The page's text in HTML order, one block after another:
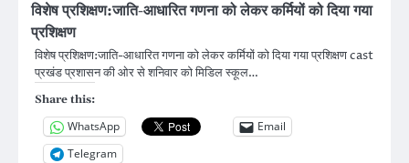
विशेष प्रशिक्षण:जाति-आधारित गणना को लेकर कर्मियों को दिया गया
प्रशिक्षण
विशेष प्रशिक्षण:जाति-आधारित गणना को लेकर कर्मियों को दिया गया प्रशिक्षण cast
प्रखंड प्रशासन की ओर से शनिवार को मिडिल स्कूल…
Share this:
WhatsApp
Email
Telegram